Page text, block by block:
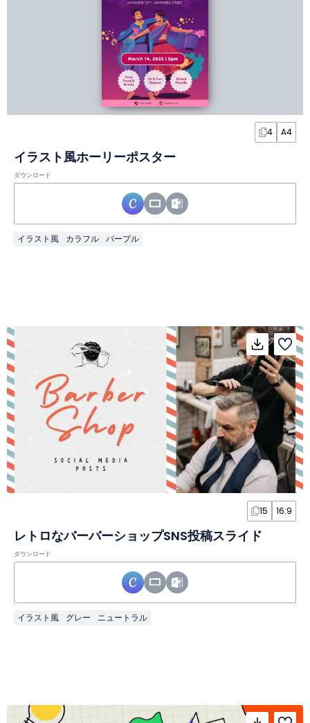
4 A4
イラスト風ホーリーポスター
ダウンロード
イラスト風 カラフル パープル
15 16:9
レトロなバーバーショップSNS投稿スライド
ダウンロード
イラスト風 グレー ニュートラル